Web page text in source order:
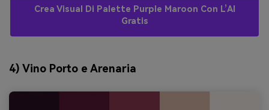
Crea Visual Di Palette Purple Maroon Con L’AI
Gratis
4) Vino Porto e Arenaria